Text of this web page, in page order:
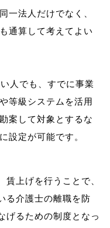
一法人だけでなく、
通算して考えてよい
人でも、すでに事業
等級システムを活用
案して対象とするな
設定が可能です。
上げを行うことで、
る介護士の離職を防
げるための制度となっ